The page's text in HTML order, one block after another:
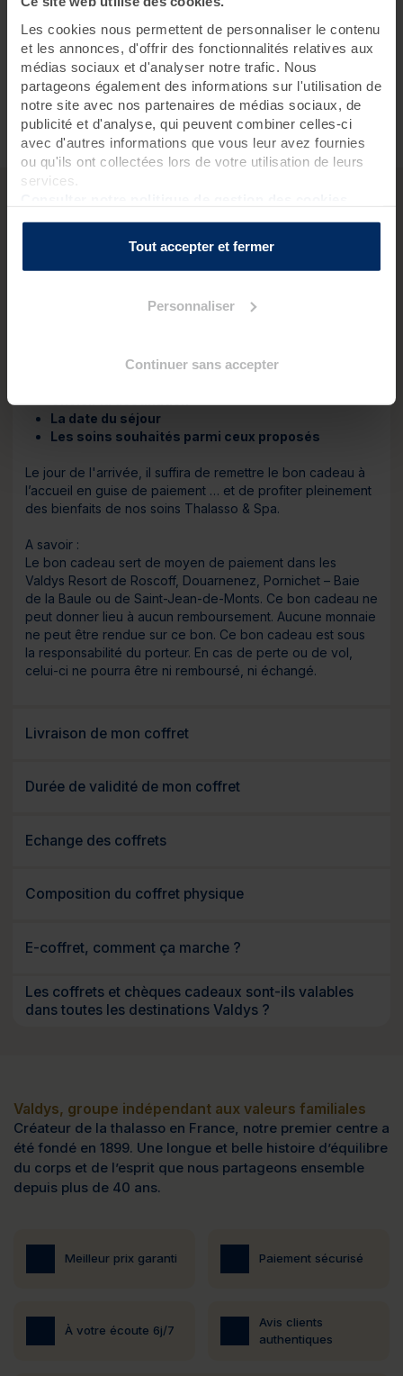
Les cookies nous permettent de personnaliser le contenu
et les annonces, d'offrir des fonctionnalités relatives aux
médias sociaux et d'analyser notre trafic. Nous
partageons également des informations sur l'utilisation de
notre site avec nos partenaires de médias sociaux, de
publicité et d'analyse, qui peuvent combiner celles-ci
avec d'autres informations que vous leur avez fournies
ou qu'ils ont collectées lors de votre utilisation de leurs
services.
Tout accepter et fermer
Personnaliser
Continuer sans accepter
Echange gratuit
Un service client à votre écoute 6j/7
QUESTIONS PRATIQUES
Livraison de mon coffret
Durée de validité de mon coffret
Echange des coffrets
Composition du coffret physique
E-coffret, comment ça marche ?
Les coffrets et chèques cadeaux sont-ils valables
dans toutes les destinations Valdys ?
Utilisation du coffret cadeau :
La date du séjour
Les soins souhaités parmi ceux proposés
Le jour de l'arrivée, il suffira de remettre le bon cadeau à
l’accueil en guise de paiement … et de profiter pleinement
des bienfaits de nos soins Thalasso & Spa.
A savoir :
Le bon cadeau sert de moyen de paiement dans les
Valdys Resort de Roscoff, Douarnenez, Pornichet – Baie
de la Baule ou de Saint-Jean-de-Monts. Ce bon cadeau ne
peut donner lieu à aucun remboursement. Aucune monnaie
ne peut être rendue sur ce bon. Ce bon cadeau est sous
la responsabilité du porteur. En cas de perte ou de vol,
celui-ci ne pourra être ni remboursé, ni échangé.
Valdys, groupe indépendant aux valeurs familiales
Créateur de la thalasso en France, notre premier centre a
été fondé en 1899. Une longue et belle histoire d’équilibre
du corps et de l’esprit que nous partageons ensemble
depuis plus de 40 ans.
Meilleur prix garanti Paiement sécurisé
À votre écoute 6j/7
Avis clients
authentiques